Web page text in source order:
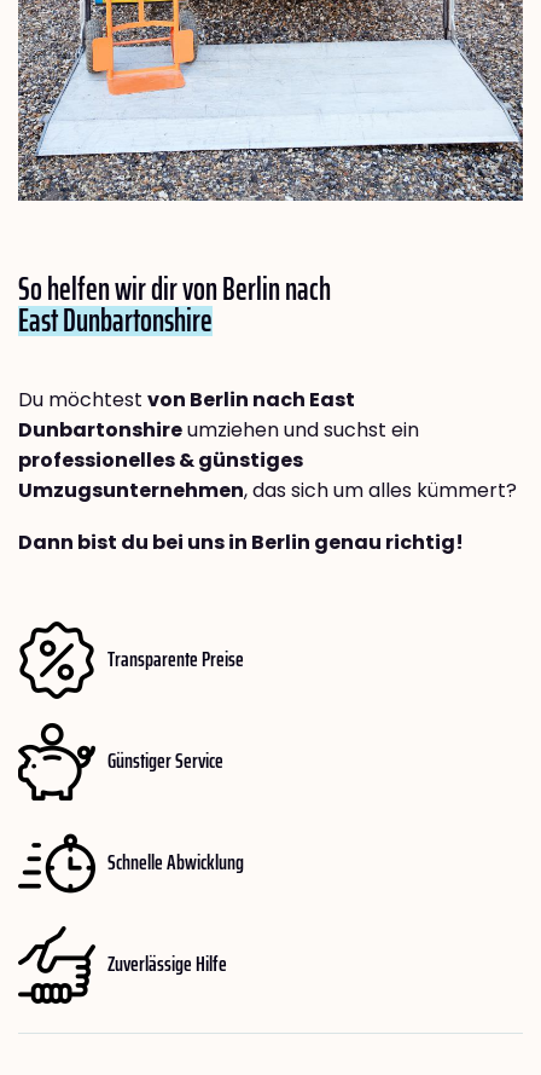
So helfen wir dir von Berlin nach
East Dunbartonshire
Du möchtest von Berlin nach East
Dunbartonshireumziehen und suchst ein
professionelles & günstiges
Umzugsunternehmen, das sich um alles kümmert?
Dann bist du bei uns in Berlin genau richtig!
Transparente Preise
Günstiger Service
Schnelle Abwicklung
Zuverlässige Hilfe